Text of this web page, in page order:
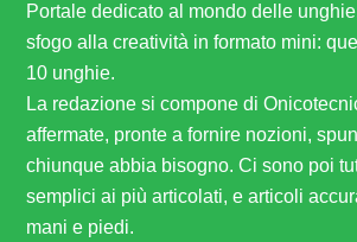
Portale dedicato al mondo delle
sfogo alla creatività in formato mini:
10 unghie.
La redazione si compone di
affermate, pronte a fornire nozioni,
chiunque abbia bisogno. Ci sono poi
semplici ai più articolati, e articoli
mani e piedi.